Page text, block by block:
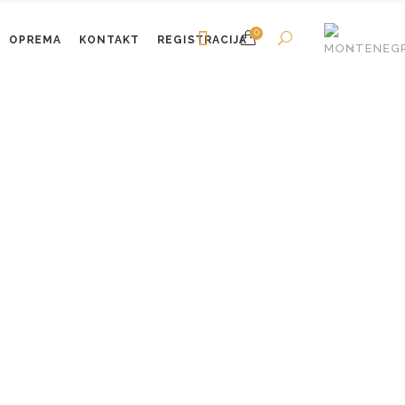
OPREMA KONTAKT REGISTRACIJA
0